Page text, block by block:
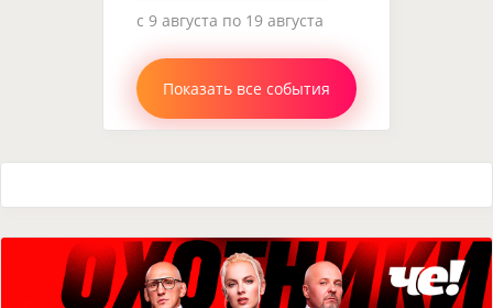
c 9 августа по 19 августа
Показать все события